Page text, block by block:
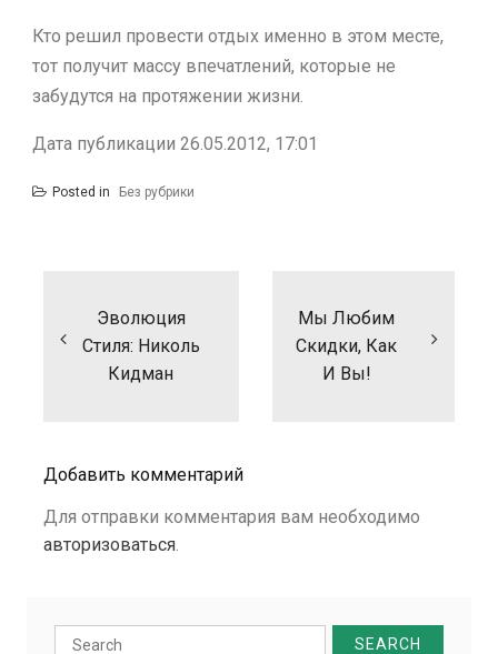
Кто решил провести отдых именно в этом месте,
тот получит массу впечатлений, которые не
забудутся на протяжении жизни.
Дата публикации 26.05.2012, 17:01
Posted in Без рубрики
записямЭволюция
Стиля: Николь
Кидман
Мы Любим
Скидки, Как
И Вы!
Добавить комментарий
Для отправки комментария вам необходимо
авторизоваться.
Search